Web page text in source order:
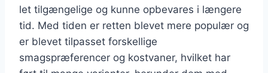
let tilgængelige og kunne opbevares i længere
tid. Med tiden er retten blevet mere populær og
er blevet tilpasset forskellige
smagspræferencer og kostvaner, hvilket har